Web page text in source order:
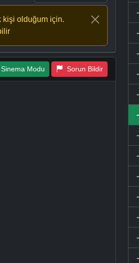
kişi olduğum için.
Sinema Modu Sorun Bildir